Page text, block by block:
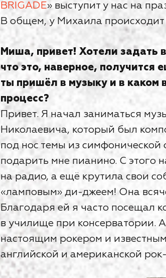
BRIGADE» выступит у нас на
В общем, у Михаила происходит
Миша, привет! Хотели задать
что это, наверное, получится
ты пришёл в музыку и в каком
процесс?
Привет. Я начал заниматься
Николаевича, который был
под нос темы из
подарить мне пианино. С этого
на радио, а ещё крутила свои
«ламповым» ди-джеем! Она
Благодаря ей я часто посещал
в училище при консерватории.
настоящим рокером и
английской и американской